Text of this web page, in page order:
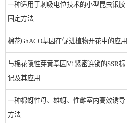
一种适用于刺吸电位技术的小型昆虫银胶
固定方法
棉花GhACO基因在促进植物开花中的应用
与棉花隐性芽黄基因V1紧密连锁的SSR标
记及其应用
一种棉蚜性母、雄蚜、性雌室内高效诱导
方法